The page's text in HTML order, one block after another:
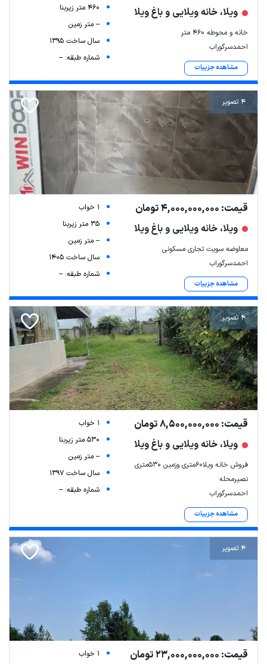
ویلا، خانه ویلایی و باغ ویلا
خانه و محوطه ۴۶۰ متر
احمدسرگوراب
مشاهده جزییات
460 متر زیربنا
-- متر زمین
سال ساخت 1395
شماره طبقه: --
4 تصویر
قیمت: 4,000,000,000 تومان
ویلا، خانه ویلایی و باغ ویلا
معاوضه سویت تجاری مسکونی
احمدسرگوراب
مشاهده جزییات
1 خواب
35 متر زیربنا
-- متر زمین
سال ساخت 1405
شماره طبقه: --
4 تصویر
قیمت: 8,500,000,000 تومان
ویلا، خانه ویلایی و باغ ویلا
فروش خانه ویلا۶۰متری وزمین ۵۳۰متری
نصیرمحله
احمدسرگوراب
مشاهده جزییات
1 خواب
530 متر زیربنا
-- متر زمین
سال ساخت 1397
شماره طبقه: --
4 تصویر
قیمت: 23,000,000,000 تومان
1 خواب